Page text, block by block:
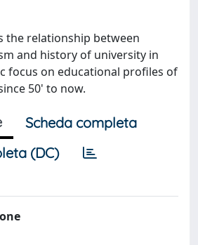
the relationship between
and history of university in
focus on educational profiles of
50' to now.
Scheda completa
(DC)